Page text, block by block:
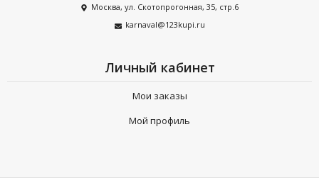
Москва, ул. Скотопрогонная, 35, стр.6
karnaval@123kupi.ru
Личный кабинет
Мои заказы
Мой профиль